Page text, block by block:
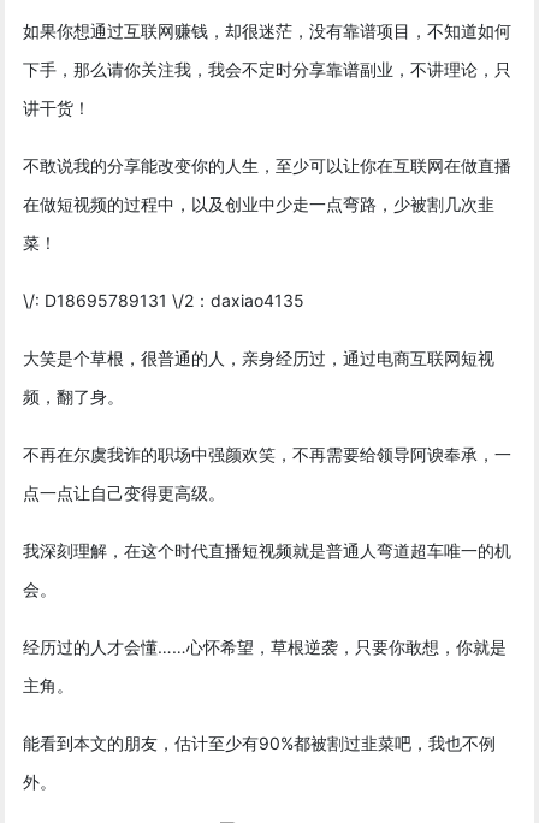
如果你想通过互联网赚钱，却很迷茫，没有靠谱项目，不知道如何
下手，那么请你关注我，我会不定时分享靠谱副业，不讲理论，只
讲干货！
不敢说我的分享能改变你的人生，至少可以让你在互联网在做直播
在做短视频的过程中，以及创业中少走一点弯路，少被割几次韭
菜！
\/: D18695789131 \/2：daxiao4135
大笑是个草根，很普通的人，亲身经历过，通过电商互联网短视
频，翻了身。
不再在尔虞我诈的职场中强颜欢笑，不再需要给领导阿谀奉承，一
点一点让自己变得更高级。
我深刻理解，在这个时代直播短视频就是普通人弯道超车唯一的机
会。
经历过的人才会懂……心怀希望，草根逆袭，只要你敢想，你就是
主角。
能看到本文的朋友，估计至少有90%都被割过韭菜吧，我也不例
外。